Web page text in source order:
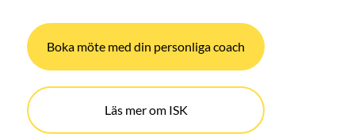
Boka möte med din personliga coach
Läs mer om ISK